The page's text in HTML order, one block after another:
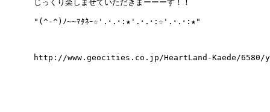
      じっくり楽しませていただきまーーーす！！
      "(^-^)ﾉ~~ﾏﾀﾈｰ☆'.･.･:★'.･.･:☆'.･.･:★"
http://www.geocities.co.jp/HeartLand-Kaede/6580/